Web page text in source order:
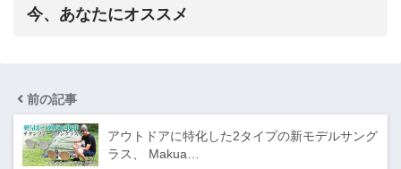
今、あなたにオススメ
前の記事
アウトドアに特化した2タイプの新モデルサング
ラス、 Makua…